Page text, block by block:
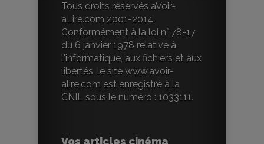
Tous droits réservés aVoir-
aLire.com 2001-2014.
Conformément à la loi n° 78-17
du 6 janvier 1978 relative à
l'informatique, aux fichiers et aux
libertés, le site www.avoir-
alire.com est enregistré à la
CNIL sous le numéro : 1033111.
Vos articles cinéma